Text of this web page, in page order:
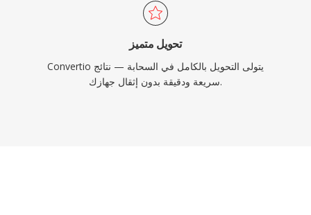
تحويل متميز
Convertio يتولى التحويل بالكامل في السحابة — نتائج
سريعة ودقيقة بدون إثقال جهازك.